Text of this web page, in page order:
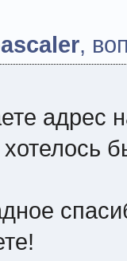
,
адрес
хотелось